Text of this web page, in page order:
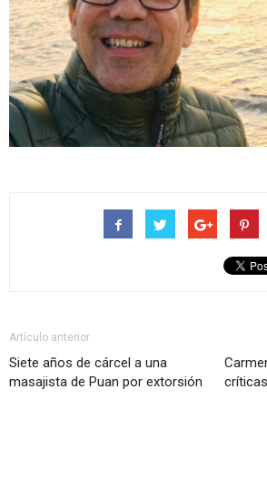
Artículo anterior
Siete años de cárcel a una
masajista de Puan por extorsión